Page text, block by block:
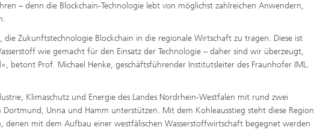
– denn die Blockchain-Technologie lebt von möglichst zahlreichen Anwendern,
die Zukunftstechnologie Blockchain in die regionale Wirtschaft zu tragen. Diese ist
wie gemacht für den Einsatz der Technologie – daher sind wir überzeugt,
betont Prof. Michael Henke, geschäftsführender Institutsleiter des Fraunhofer IML.
Klimaschutz und Energie des Landes Nordrhein-Westfalen mit rund zwei
Unna und Hamm unterstützen. Mit dem Kohleausstieg steht diese Region
denen mit dem Aufbau einer westfälischen Wasserstoffwirtschaft begegnet werden